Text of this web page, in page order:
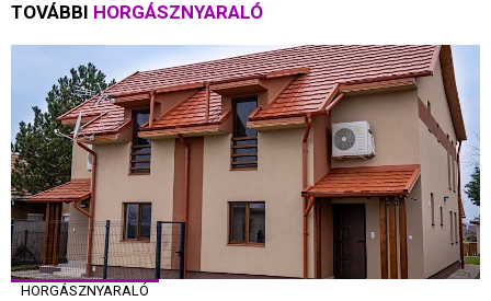
TOVÁBBI HORGÁSZNYARALÓ
HORGÁSZNYARALÓ